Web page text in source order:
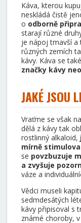
Káva, kterou
neskládá čistě
o odborně
starají různé
je nápoj tmavší a
různých zemích
kávy. Káva se
značky kávy
JAKÉ JSOU
Vraťme se však
dělá z kávy tak
rostlinný alkaloid,
mírně
se povzbuzuje
a zvyšuje
váze a
Vědci museli
sedmdesátých
kávy připisoval s
známé choroby,